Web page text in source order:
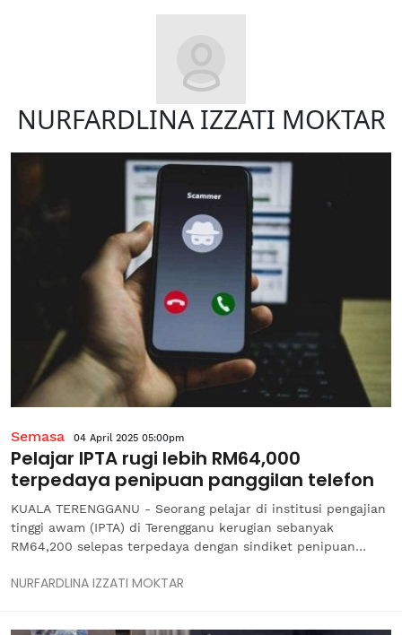
NURFARDLINA IZZATI MOKTAR
Semasa 04 April 2025 05:00pm
Pelajar IPTA rugi lebih RM64,000
terpedaya penipuan panggilan telefon
KUALA TERENGGANU - Seorang pelajar di institusi pengajian
tinggi awam (IPTA) di Terengganu kerugian sebanyak
RM64,200 selepas terpedaya dengan sindiket penipuan
menyamar sebagai pihak Shopee dan pegawai polis pada 10
NURFARDLINA IZZATI MOKTAR